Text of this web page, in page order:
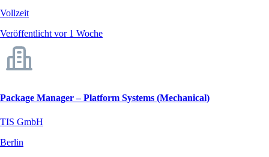
Vollzeit
Veröffentlicht vor 1 Woche
Package Manager – Platform Systems (Mechanical)
TIS GmbH
Berlin